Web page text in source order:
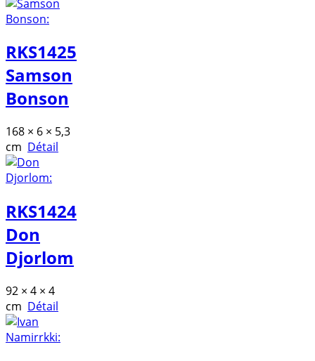
RKS1425
Samson
Bonson
168 × 6 × 5,3
cm Détail
RKS1424
Don
Djorlom
92 × 4 × 4
cm Détail